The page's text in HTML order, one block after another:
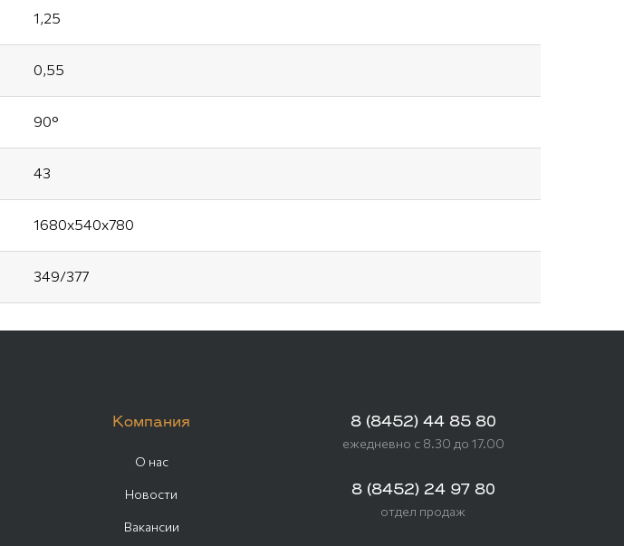
1,25
0,55
90°
43
1680х540х780
349/377
Компания
О нас
Новости
Вакансии
8 (8452) 44 85 80
ежедневно с 8.30 до 17.00
8 (8452) 24 97 80
отдел продаж